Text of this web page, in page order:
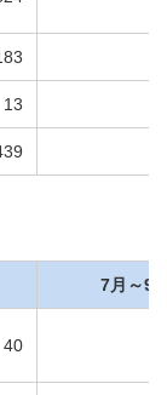
13
7月～9
40